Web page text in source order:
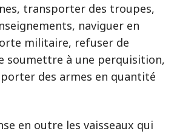
transporter des troupes,
naviguer en
militaire, refuser de
soumettre à une perquisition,
des armes en quantité
en outre les vaisseaux qui